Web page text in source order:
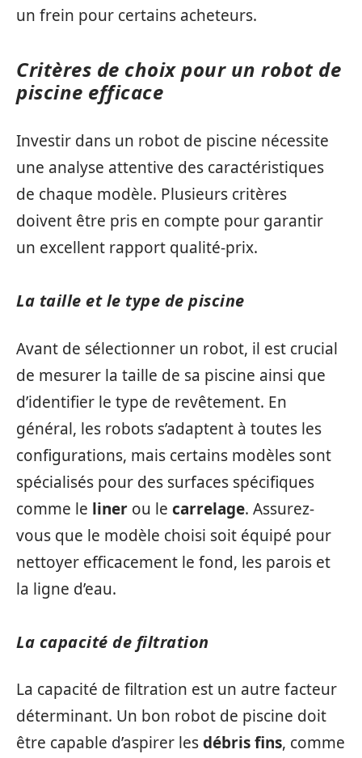
un frein pour certains acheteurs.
Critères de choix pour un robot de
piscine efficace
Investir dans un robot de piscine nécessite
une analyse attentive des caractéristiques
de chaque modèle. Plusieurs critères
doivent être pris en compte pour garantir
un excellent rapport qualité-prix.
La taille et le type de piscine
Avant de sélectionner un robot, il est crucial
de mesurer la taille de sa piscine ainsi que
d’identifier le type de revêtement. En
général, les robots s’adaptent à toutes les
configurations, mais certains modèles sont
spécialisés pour des surfaces spécifiques
comme le liner ou le carrelage. Assurez-
vous que le modèle choisi soit équipé pour
nettoyer efficacement le fond, les parois et
la ligne d’eau.
La capacité de filtration
La capacité de filtration est un autre facteur
déterminant. Un bon robot de piscine doit
être capable d’aspirer lesdébris fins, comme